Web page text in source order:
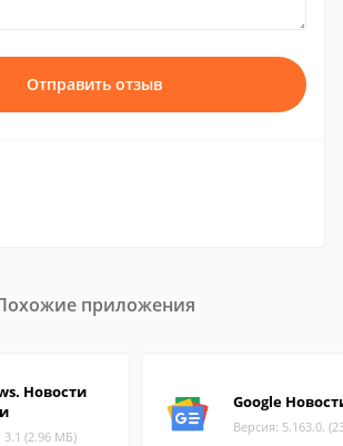
Отправить отзыв
приложения
Новости
3.1 (2.96 МБ)
Google
Версия: 5.163.0.